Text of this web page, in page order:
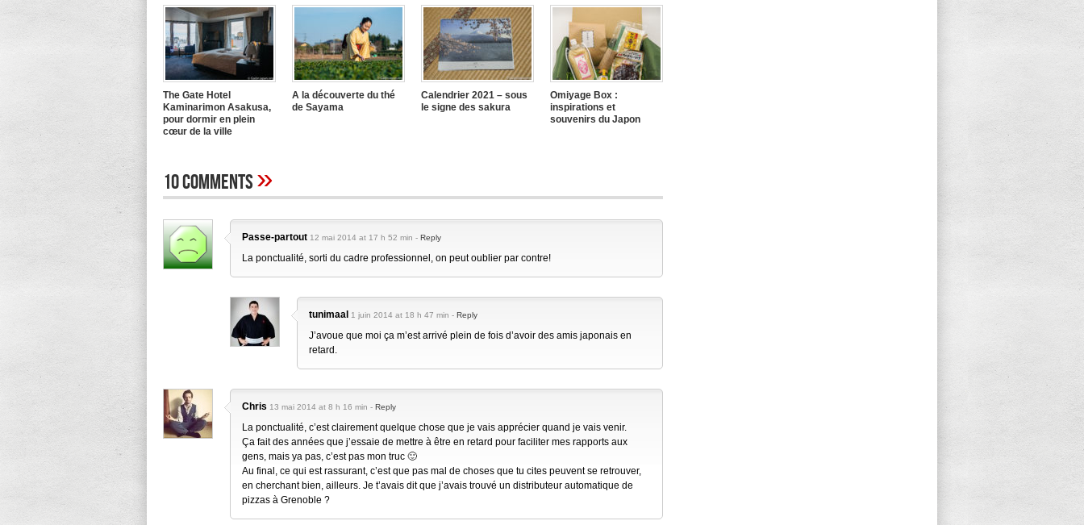
The Gate Hotel
Kaminarimon Asakusa,
pour dormir en plein
cœur de la ville
A la découverte du thé
de Sayama
Calendrier 2021 – sous
le signe des sakura
Omiyage Box :
inspirations et
souvenirs du Japon
10 Comments»
Passe-partout 12 mai 2014 at 17 h 52 min - Reply
La ponctualité, sorti du cadre professionnel, on peut oublier par contre!
tunimaal 1 juin 2014 at 18 h 47 min - Reply
J’avoue que moi ça m’est arrivé plein de fois d’avoir des amis japonais en
retard.
Chris 13 mai 2014 at 8 h 16 min - Reply
La ponctualité, c’est clairement quelque chose que je vais apprécier quand je vais venir.
Ça fait des années que j’essaie de mettre à être en retard pour faciliter mes rapports aux
gens, mais ya pas, c’est pas mon truc 🙂
Au final, ce qui est rassurant, c’est que pas mal de choses que tu cites peuvent se retrouver,
en cherchant bien, ailleurs. Je t’avais dit que j’avais trouvé un distributeur automatique de
pizzas à Grenoble ?